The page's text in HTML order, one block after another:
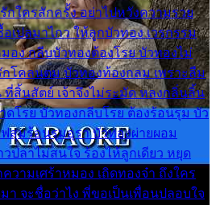
กใครสักครั้ง อย่าไปหวังความรวย
เปลมาไกว ให้ลูกบัวทอง เวรกรรม
อง กลีบบัวทองต้องโรย บัวทองไม่
กโคลนตม บัวทองท้องกลม เพราะลืม
สิ้นสัตย์ เจ้าจึงไม่ระมัด หลงกลิ่นลิ้น
ดโรย บัวทองกลีบโรย ต้องร้อนรุม บัว
สุมร้อนรุมอุรา บัวทองผ่ายผอม
ปลาไม่สนใจ ร้องไห้ลูกเดียว หยุด
วามเศร้าหมอง เถิดทองจ๋า ถึงใคร
มา จะชื่อว่าไง พี่ขอเป็นเพื่อนปลอบใจ